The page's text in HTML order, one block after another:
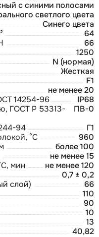
с синими полосами
светлого цвета
Синего цвета
64
66
1250
N (нормая)
Жесткая
F1
не менее 20
14254-96
IP68
ГОСТ Р 53313-
ПВ-0
94
Г1
°С
960
более 100
не менее 15
мин
не менее 120
0,7 ± 0,2
слой)
66
110
90
10
13
40,82